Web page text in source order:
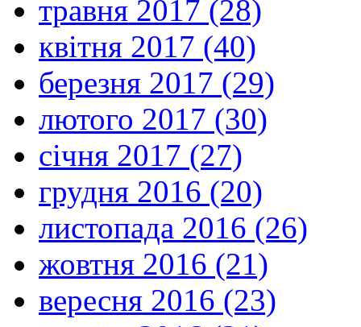
травня 2017 (28)
квітня 2017 (40)
березня 2017 (29)
лютого 2017 (30)
січня 2017 (27)
грудня 2016 (20)
листопада 2016 (26)
жовтня 2016 (21)
вересня 2016 (23)